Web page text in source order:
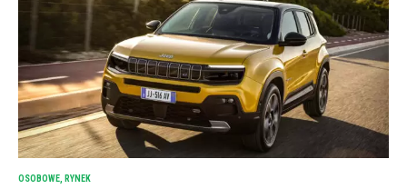
OSOBOWE RYNEK